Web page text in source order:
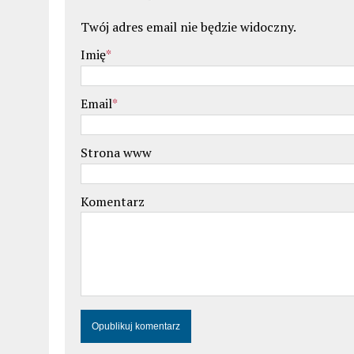
Twój adres email nie będzie widoczny.
Imię*
Email*
Strona www
Komentarz